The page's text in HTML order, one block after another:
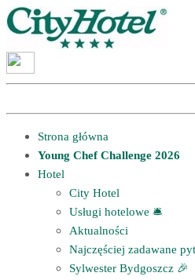
Strona główna
Young Chef Challenge 2026
Hotel
City Hotel
Usługi hotelowe 🛎
Aktualności
Najczęściej zadawane
Sylwester Bydgoszcz 🎉